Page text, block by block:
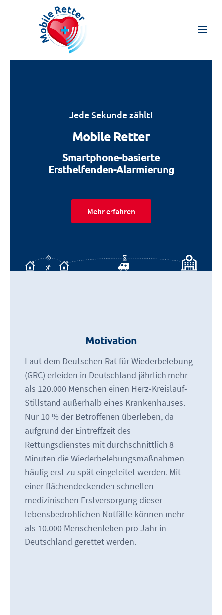
Jede Sekunde zählt!
Mobile Retter
Smartphone-basierte
Ersthelfenden-Alarmierung
Mehr erfahren
Motivation
Laut dem Deutschen Rat für Wiederbelebung
(GRC) erleiden in Deutschland jährlich mehr
als 120.000 Menschen einen Herz-Kreislauf-
Stillstand außerhalb eines Krankenhauses.
Nur 10 % der Betroffenen überleben, da
aufgrund der Eintreffzeit des
Rettungsdienstes mit durchschnittlich 8
Minuten die Wiederbelebungsmaßnahmen
häufig erst zu spät eingeleitet werden. Mit
einer flächendeckenden schnellen
medizinischen Erstversorgung dieser
lebensbedrohlichen Notfälle können mehr
als 10.000 Menschenleben pro Jahr in
Deutschland gerettet werden.